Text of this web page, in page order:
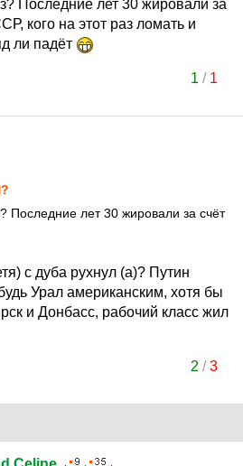
Последние лет 30 жировали за
кого на этот раз ломать и
ли падёт
1 / 1
Последние лет 30 жировали за счёт
с дуба рухнул (а)? Путин
Урал американским, хотя бы
и Донбасс, рабочий класс жил
2 /3